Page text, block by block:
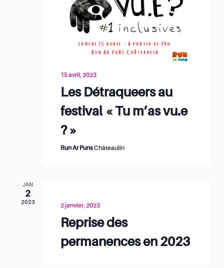
15 avril, 2023
Les Détraqueers au
festival « Tu m’as vu.e
? »
Run Ar PunsChâteaulin
JAN
2
2023
2 janvier, 2023
Reprise des
permanences en 2023